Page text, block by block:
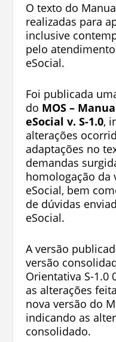
O texto do
realizadas para
inclusive
pelo
eSocial.
Foi publicada
do MOS –
eSocial v. S-1.0,
alterações
adaptações no
demandas
homologação da
eSocial, bem
de dúvidas
eSocial.
A versão
versão
Orientativa S-1.0
as alterações
nova versão do
indicando as
consolidado.